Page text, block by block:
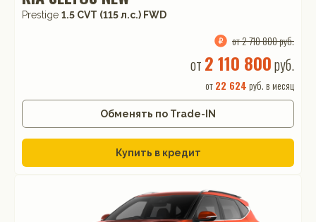
Prestige 1.5 CVT (115 л.с.) FWD
от 2 710 800 руб.
от 2 110 800руб.
от22 624 руб. в месяц
Обменять по Trade-IN
Купить в кредит